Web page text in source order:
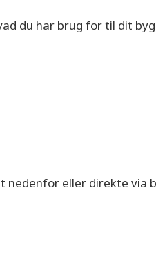
du har brug for til dit
eller direkte via